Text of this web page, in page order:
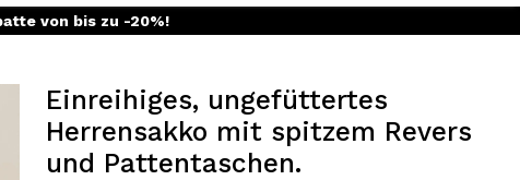
Entdecken Sie alle Vorteile und
Einreihiges, ungefüttertes
Herrensakko mit spitzem Revers
und Pattentaschen.